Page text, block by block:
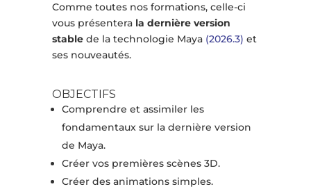
Comme toutes nos formations, celle-ci
vous présentera la dernière version
stablede la technologie Maya (2026.3) et
ses nouveautés.
OBJECTIFS
Comprendre et assimiler les
fondamentaux sur la dernière version
de Maya.
Créer vos premières scènes 3D.
Créer des animations simples.